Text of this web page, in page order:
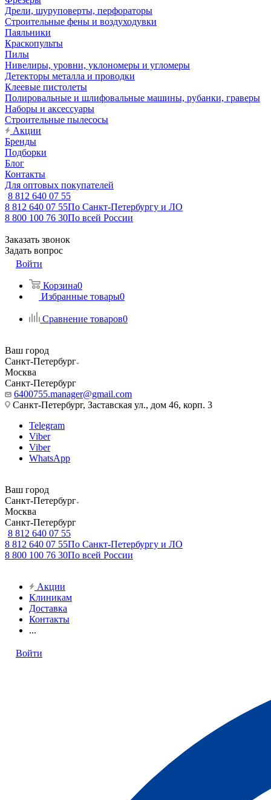
Дрели, шуруповерты, перфораторы
Строительные фены и воздуходувки
Паяльники
Краскопульты
Пилы
Нивелиры, уровни, уклономеры и угломеры
Детекторы металла и проводки
Клеевые пистолеты
Полировальные и шлифовальные машины, рубанки, граверы
Наборы и аксессуары
Строительные пылесосы
Акции
Бренды
Подборки
Блог
Контакты
Для оптовых покупателей
8 812 640 07 55
8 812 640 07 55По Санкт-Петербургу и ЛО
8 800 100 76 30По всей России
Заказать звонок
Задать вопрос
Войти
Корзина0
Избранные товары0
Сравнение товаров0
Ваш город
Санкт-Петербург
Москва
Санкт-Петербург
6400755.manager@gmail.com
Санкт-Петербург, Заставская ул., дом 46, корп. 3
Telegram
Viber
Viber
WhatsApp
Ваш город
Санкт-Петербург
Москва
Санкт-Петербург
8 812 640 07 55
8 812 640 07 55По Санкт-Петербургу и ЛО
8 800 100 76 30По всей России
Акции
Клиникам
Доставка
Контакты
...
Войти